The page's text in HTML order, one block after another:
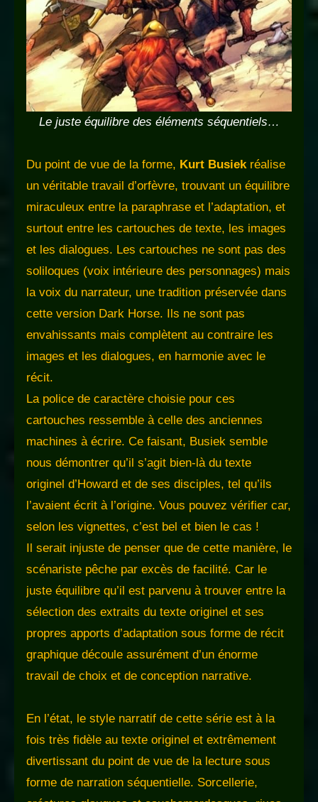
Le juste équilibre des éléments séquentiels…
Du point de vue de la forme, Kurt Busiekréalise
un véritable travail d’orfèvre, trouvant un équilibre
miraculeux entre la paraphrase et l’adaptation, et
surtout entre les cartouches de texte, les images
et les dialogues. Les cartouches ne sont pas des
soliloques (voix intérieure des personnages) mais
la voix du narrateur, une tradition préservée dans
cette version Dark Horse. Ils ne sont pas
envahissants mais complètent au contraire les
images et les dialogues, en harmonie avec le
récit.
La police de caractère choisie pour ces
cartouches ressemble à celle des anciennes
machines à écrire. Ce faisant, Busiek semble
nous démontrer qu’il s’agit bien-là du texte
originel d’Howard et de ses disciples, tel qu’ils
l’avaient écrit à l’origine. Vous pouvez vérifier car,
selon les vignettes, c’est bel et bien le cas !
Il serait injuste de penser que de cette manière, le
scénariste pêche par excès de facilité. Car le
juste équilibre qu’il est parvenu à trouver entre la
sélection des extraits du texte originel et ses
propres apports d’adaptation sous forme de récit
graphique découle assurément d’un énorme
travail de choix et de conception narrative.
En l’état, le style narratif de cette série est à la
fois très fidèle au texte originel et extrêmement
divertissant du point de vue de la lecture sous
forme de narration séquentielle. Sorcellerie,